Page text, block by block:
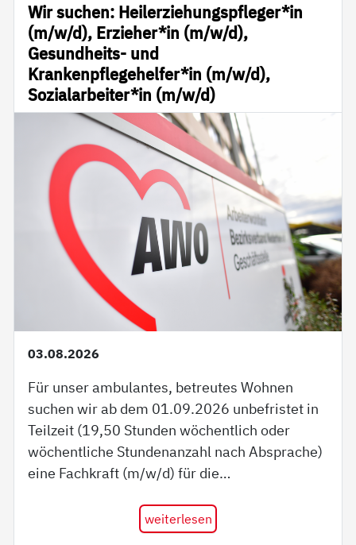
Wir suchen: Heilerziehungspfleger*in
(m/w/d), Erzieher*in (m/w/d),
Gesundheits- und
Krankenpflegehelfer*in (m/w/d),
Sozialarbeiter*in (m/w/d)
03.08.2026
Für unser ambulantes, betreutes Wohnen
suchen wir ab dem 01.09.2026 unbefristet in
Teilzeit (19,50 Stunden wöchentlich oder
wöchentliche Stundenanzahl nach Absprache)
eine Fachkraft (m/w/d) für die…
weiterlesen